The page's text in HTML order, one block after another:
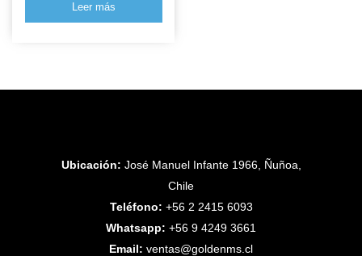
Leer más
Ubicación: José Manuel Infante 1966, Ñuñoa,
Chile
Teléfono: +56 2 2415 6093
Whatsapp: +56 9 4249 3661
Email: ventas@goldenms.cl